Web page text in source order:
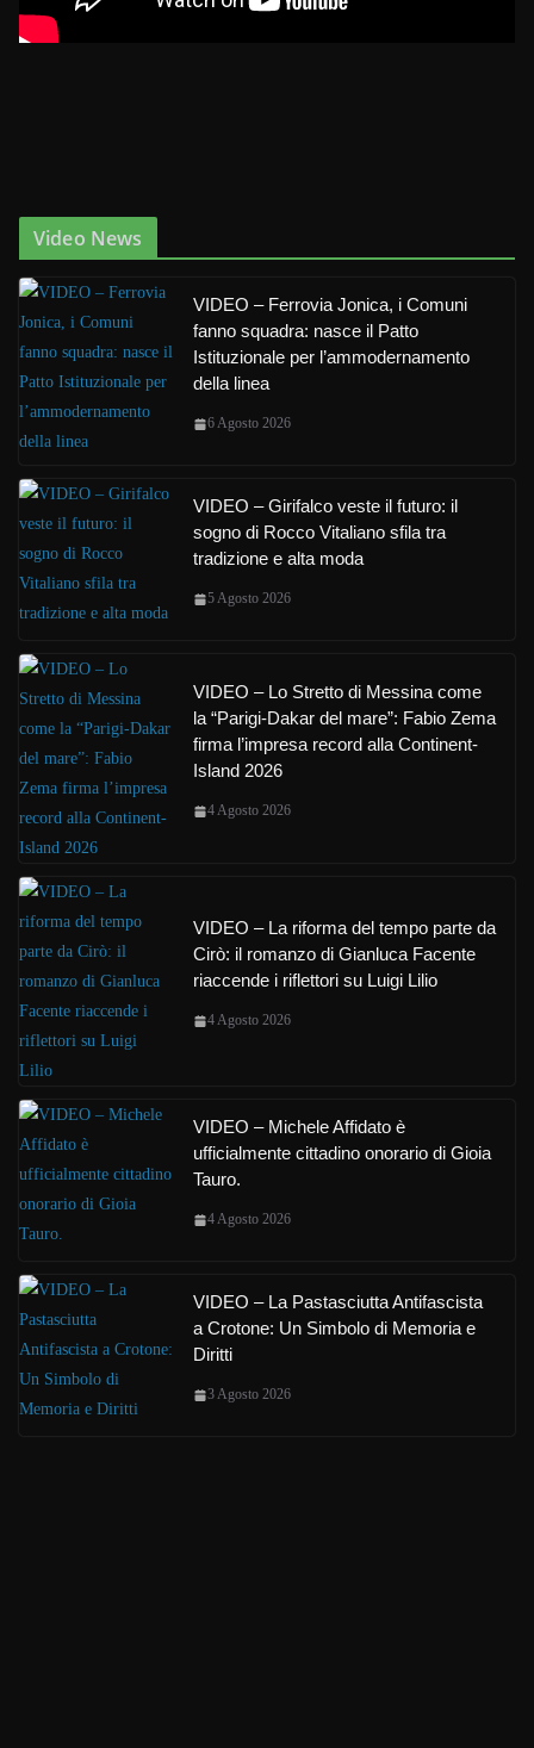
Video News
VIDEO – Ferrovia Jonica, i Comuni
fanno squadra: nasce il Patto
Istituzionale per l’ammodernamento
della linea
6 Agosto 2026
VIDEO – Girifalco veste il futuro: il
sogno di Rocco Vitaliano sfila tra
tradizione e alta moda
5 Agosto 2026
VIDEO – Lo Stretto di Messina come
la “Parigi-Dakar del mare”: Fabio Zema
firma l’impresa record alla Continent-
Island 2026
4 Agosto 2026
VIDEO – La riforma del tempo parte da
Cirò: il romanzo di Gianluca Facente
riaccende i riflettori su Luigi Lilio
4 Agosto 2026
VIDEO – Michele Affidato è
ufficialmente cittadino onorario di Gioia
Tauro.
4 Agosto 2026
VIDEO – La Pastasciutta Antifascista
a Crotone: Un Simbolo di Memoria e
Diritti
3 Agosto 2026